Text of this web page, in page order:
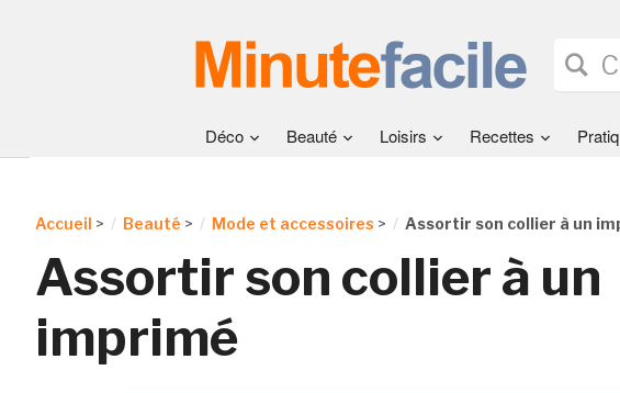
Déco Beauté Loisirs Recettes
Accueil > Beauté > Mode et accessoires > Assortir son collier à un
Assortir son collier à un
imprimé